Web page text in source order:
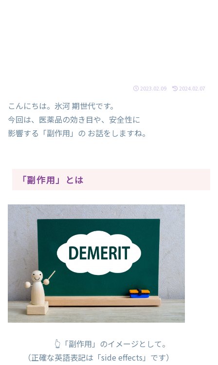
2023.02.09 2024.02.07
こんにちは。氷河 期世代です。
今回は、医薬品の効き目や、安全性に
影響する「副作用」の お話をしますね。
「副作用」とは
👆「副作用」のイメージとして。
（正確な英語表記は「side effects」です）